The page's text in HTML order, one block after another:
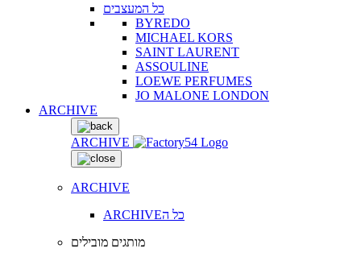
כל המעצבים
BYREDO
MICHAEL KORS
SAINT LAURENT
ASSOULINE
LOEWE PERFUMES
JO MALONE LONDON
ARCHIVE
ARCHIVE
ARCHIVE
ARCHIVEכל ה
מותגים מובילים